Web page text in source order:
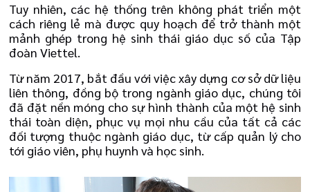
Tuy nhiên, các hệ thống trên không phát triển một
cách riêng lẻ mà được quy hoạch để trở thành một
mảnh ghép trong hệ sinh thái giáo dục số của Tập
đoàn Viettel.
Từ năm 2017, bắt đầu với việc xây dựng cơ sở dữ liệu
liên thông, đồng bộ trong ngành giáo dục, chúng tôi
đã đặt nền móng cho sự hình thành của một hệ sinh
thái toàn diện, phục vụ mọi nhu cầu của tất cả các
đối tượng thuộc ngành giáo dục, từ cấp quản lý cho
tới giáo viên, phụ huynh và học sinh.